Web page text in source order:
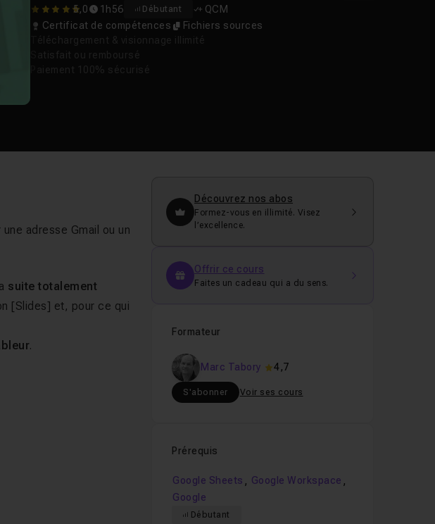
5 5,0 1h56 Débutant
QCM
Certificat de compétences
Fichiers sources
adresse Gmail ou un
suite totalement
[Slides] et, pour ce qui
.
Découvrez nos abos
Formez-vous en illimité. Visez
l’excellence.
Offrir ce cours
Faites un cadeau qui a du sens.
Formateur
Marc Tabory 4,7
S'abonner Voir ses cours
Prérequis
Google Sheets , Google Workspace ,
Google
Débutant